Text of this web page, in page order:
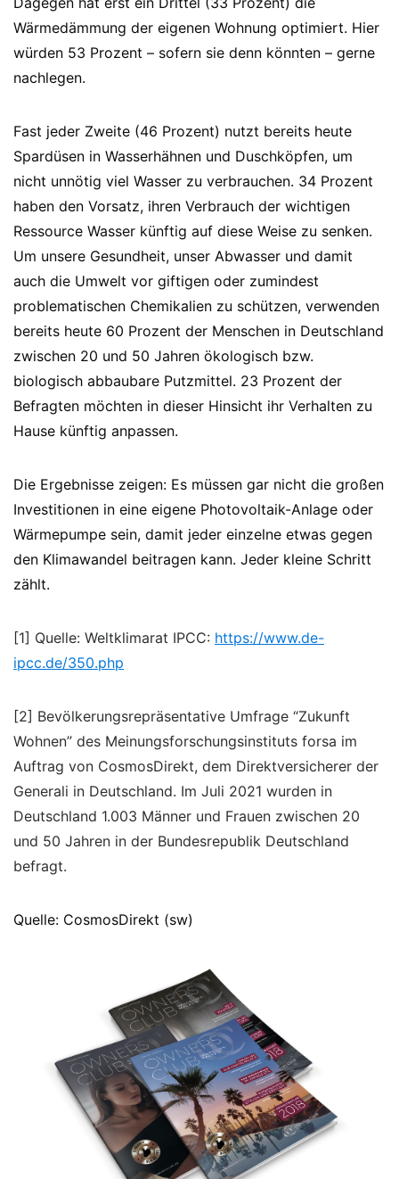
Wärmedämmung der eigenen Wohnung optimiert. Hier
würden 53 Prozent – sofern sie denn könnten – gerne
nachlegen.
Fast jeder Zweite (46 Prozent) nutzt bereits heute
Spardüsen in Wasserhähnen und Duschköpfen, um
nicht unnötig viel Wasser zu verbrauchen. 34 Prozent
haben den Vorsatz, ihren Verbrauch der wichtigen
Ressource Wasser künftig auf diese Weise zu senken.
Um unsere Gesundheit, unser Abwasser und damit
auch die Umwelt vor giftigen oder zumindest
problematischen Chemikalien zu schützen, verwenden
bereits heute 60 Prozent der Menschen in Deutschland
zwischen 20 und 50 Jahren ökologisch bzw.
biologisch abbaubare Putzmittel. 23 Prozent der
Befragten möchten in dieser Hinsicht ihr Verhalten zu
Hause künftig anpassen.
Die Ergebnisse zeigen: Es müssen gar nicht die großen
Investitionen in eine eigene Photovoltaik-Anlage oder
Wärmepumpe sein, damit jeder einzelne etwas gegen
den Klimawandel beitragen kann. Jeder kleine Schritt
zählt.
[1] Quelle: Weltklimarat IPCC: https://www.de-
ipcc.de/350.php
[2] Bevölkerungsrepräsentative Umfrage “Zukunft
Wohnen” des Meinungsforschungsinstituts forsa im
Auftrag von CosmosDirekt, dem Direktversicherer der
Generali in Deutschland. Im Juli 2021 wurden in
Deutschland 1.003 Männer und Frauen zwischen 20
und 50 Jahren in der Bundesrepublik Deutschland
befragt.
Quelle: CosmosDirekt (sw)